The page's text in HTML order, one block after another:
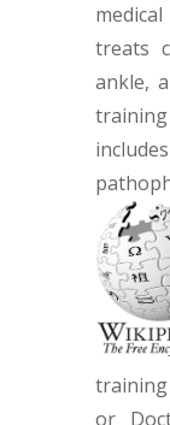
treats
ankle,
training
or